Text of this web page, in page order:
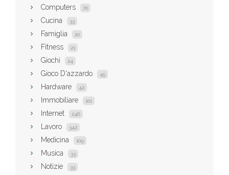
Computers 70
Cucina 33
Famiglia 20
Fitness 21
Giochi 24
Gioco D'azzardo 45
Hardware 42
Immobiliare 101
Internet 246
Lavoro 342
Medicina 109
Musica 33
Notizie 33